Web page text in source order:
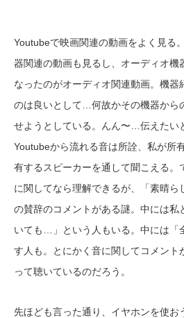
Youtubeで映画関連の動画をよく見る
器関連の動画も見るし、オーディオ
なったのがオーディオ関連動画。機器
のは良いとして…何故かその機器から
せようとしている。んん〜…伝えたい
Youtubeから流れる音は所詮、私が所
有するスピーカーを通して聞こえる。
に関してなら理解できるが、「素晴ら
の賛辞のコメントがある謎。中には私
いても…」という人もいる。中には「
す人も。とにかく音に関してコメント
って聴いているのだろう。
先ほども言った通り、イヤホンを使お